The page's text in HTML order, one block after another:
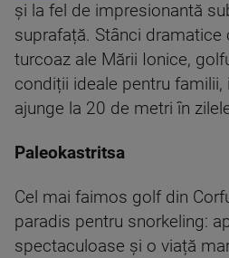
și la fel de impresionantă
suprafață. Stânci dramatice
turcoaz ale Mării Ionice,
condiții ideale pentru
ajunge la 20 de metri în
Paleokastritsa
Cel mai faimos golf din
paradis pentru snorkeling:
spectaculoase și o viață